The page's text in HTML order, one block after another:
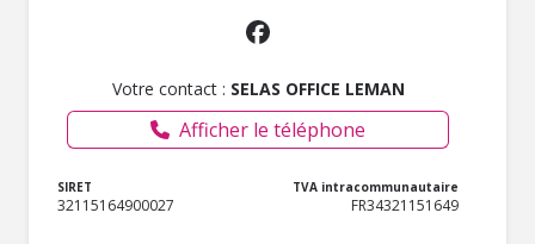
Votre contact : SELAS OFFICE LEMAN
Afficher le téléphone
SIRET
32115164900027
TVA intracommunautaire
FR34321151649